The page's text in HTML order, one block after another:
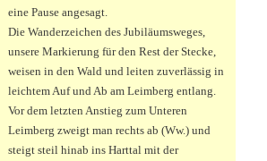
eine Pause angesagt.
Die Wanderzeichen des Jubiläumsweges,
unsere Markierung für den Rest der Stecke,
weisen in den Wald und leiten zuverlässig in
leichtem Auf und Ab am Leimberg entlang.
Vor dem letzten Anstieg zum Unteren
Leimberg zweigt man rechts ab (Ww.) und
steigt steil hinab ins Harttal mit der